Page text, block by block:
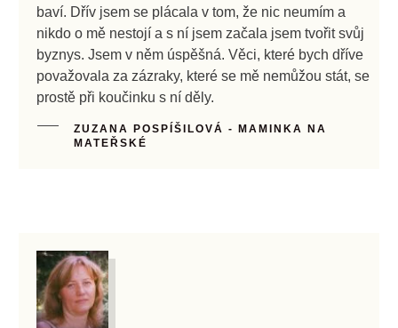
baví. Dřív jsem se plácala v tom, že nic neumím a
nikdo o mě nestojí a s ní jsem začala jsem tvořit svůj
byznys. Jsem v něm úspěšná. Věci, které bych dříve
považovala za zázraky, které se mě nemůžou stát, se
prostě při koučinku s ní děly.
ZUZANA POSPÍŠILOVÁ - MAMINKA NA
MATEŘSKÉ